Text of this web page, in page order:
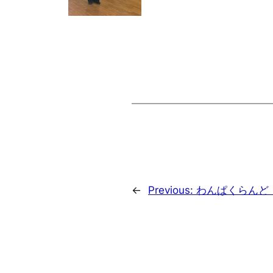
← Previous: わんぱくらんど